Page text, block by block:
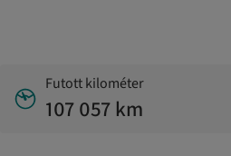
Futott kilométer
107 057 km